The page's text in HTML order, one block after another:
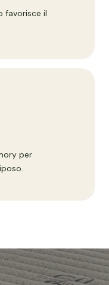
favorisce il
per